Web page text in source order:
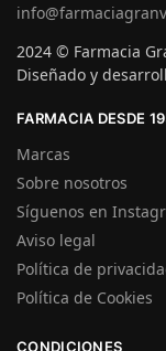
2024 © Farmacia
Diseñado y
FARMACIA DESDE
Marcas
Sobre nosotros
Síguenos en
Aviso legal
Política de
Política de Cookies
CONDICIONES